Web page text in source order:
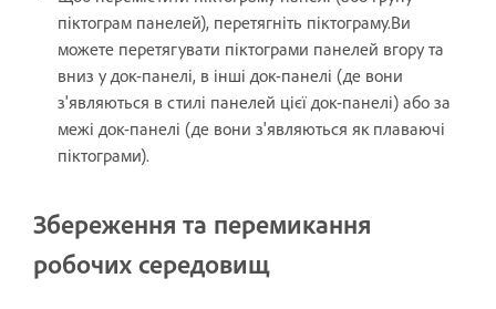
піктограм панелей), перетягніть піктограму.Ви
можете перетягувати піктограми панелей вгору та
вниз у док-панелі, в інші док-панелі (де вони
з'являються в стилі панелей цієї док-панелі) або за
межі док-панелі (де вони з'являються як плаваючі
піктограми).
Збереження та перемикання
робочих середовищ